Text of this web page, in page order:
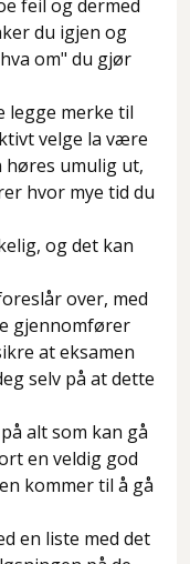
feil og dermed
du igjen og
om" du gjør
legge merke til
velge la være
høres umulig ut,
hvor mye tid du
og det kan
over, med
gjennomfører
at eksamen
selv på at dette
alt som kan gå
en veldig god
kommer til å gå
en liste med det